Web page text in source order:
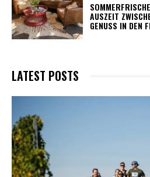
AUSZEIT
GENUSS IN DEN
LATEST POSTS